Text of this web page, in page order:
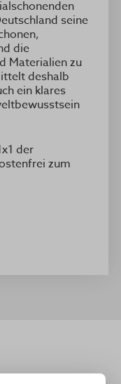
seine
die
Materialien zu
deshalb
ein klares
der
zum